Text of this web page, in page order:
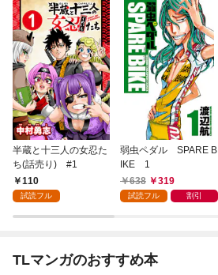
半蔵と十三人の女忍た
ち(話売り) #1
110
試読フル
弱虫ペダル SPARE B
IKE 1
638
319
試読フル 割引
TLマンガのおすすめ本